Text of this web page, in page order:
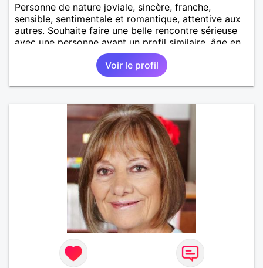
Personne de nature joviale, sincère, franche,
sensible, sentimentale et romantique, attentive aux
autres. Souhaite faire une belle rencontre sérieuse
avec une personne ayant un profil similaire, âge en
rapport et proche si possible Je déteste le
mensonge et l hypocrisie ainsi que les conflits. J
aime les balades, les villages aux vieilles pierres,
restaurants, musique, mer, montagne, cuisiner et
humour et le dialogue qui est la base d une bonne
Voir le profil